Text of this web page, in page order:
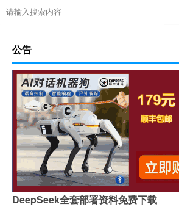
公告
DeepSeek全套部署资料免费下载